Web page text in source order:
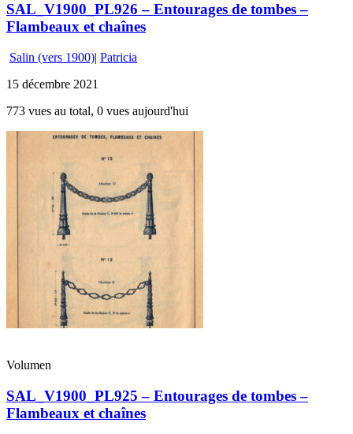
SAL_V1900_PL926 – Entourages de tombes –
Flambeaux et chaînes
Salin (vers 1900)| Patricia
15 décembre 2021
773 vues au total, 0 vues aujourd'hui
Volumen
SAL_V1900_PL925 – Entourages de tombes –
Flambeaux et chaînes